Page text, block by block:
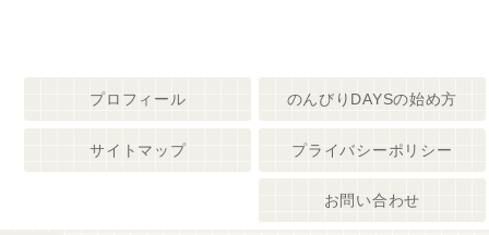
プロフィール のんびりDAYSの始め方
サイトマップ プライバシーポリシー
お問い合わせ